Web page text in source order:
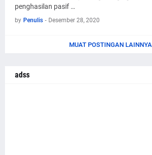
penghasilan pasif …
by Penulis - Desember 28, 2020
MUAT POSTINGAN LAINNYA
adss